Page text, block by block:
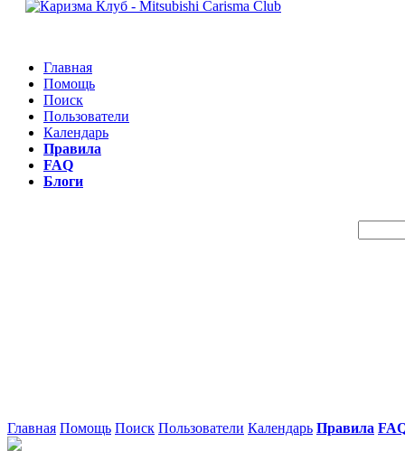
Главная
Помощь
Поиск
Пользователи
Календарь
Правила
FAQ
Блоги
Главная Помощь Поиск Пользователи Календарь Правила